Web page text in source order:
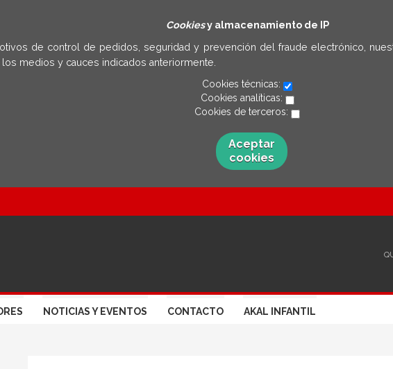
Cookiesy almacenamiento de IP
de control de pedidos, seguridad y prevención del fraude electrónico,
medios y cauces indicados anteriormente.
Cookies técnicas:
Cookies analíticas:
Cookies de terceros:
Aceptar
cookies
NOTICIAS Y EVENTOS CONTACTO AKAL INFANTIL